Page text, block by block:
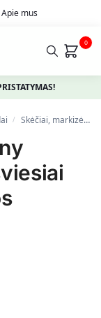
Apie mus
0
/ Skėčiai, markizės, stovai